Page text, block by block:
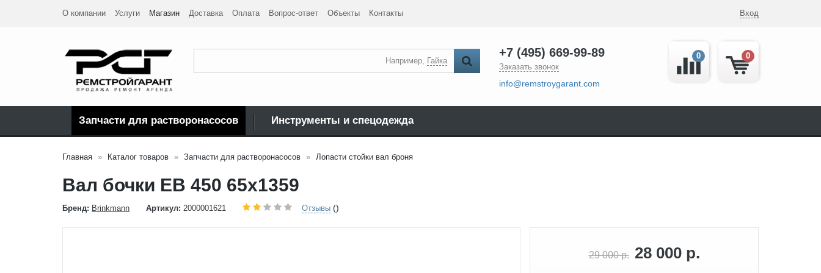
О компании Услуги Магазин Доставка Оплата Вопрос-ответ Объекты Контакты Вход
Например, Гайка
+7 (495) 669-99-89
Заказать звонок
info@remstroygarant.com
0
0
Запчасти для растворонасосов Инструменты и спецодежда
Главная Каталог товаров Запчасти для растворонасосов Лопасти стойки вал броня
Вал бочки EB 450 65x1359
Бренд: Brinkmann Артикул: 2000001621 Отзывы ()
29 000 р. 28 000 р.